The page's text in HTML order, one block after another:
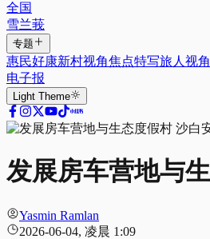
全国
雪兰莪
专题
惠民好康新村视角焦点特写旅人视角
电子报
Light Theme
发展房车营地与
Yasmin Ramlan
2026-06-04, 凌晨 1:09